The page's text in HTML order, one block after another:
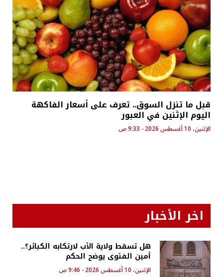
قبل ما تنزل السوق.. تعرف على أسعار الفاكهة
اليوم الإثنين في العبور
الإثنين، 10 أغسطس 2026 - 9:33 ص
اخر الأخبار
هل تسقط ولاية الأب لارتكابه الكبائر؟..
أمين الفتوى يوضح الحكم
الإثنين، 10 أغسطس 2026 - 9:46 ص